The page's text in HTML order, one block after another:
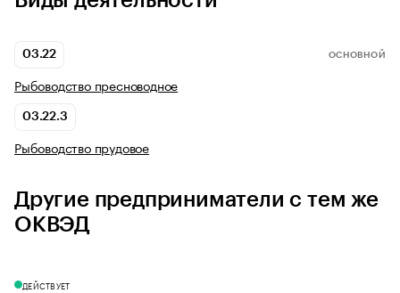
03.22 ОСНОВНОЙ
Рыбоводство пресноводное
03.22.3
Рыбоводство прудовое
Другие предприниматели с тем же
ОКВЭД
ДЕЙСТВУЕТ